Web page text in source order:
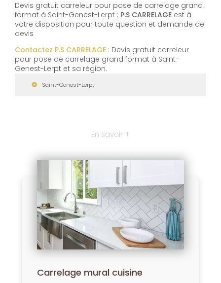
Devis gratuit carreleur pour pose de carrelage grand
format à Saint-Genest-Lerpt : P.S CARRELAGE est à
votre disposition pour toute question et demande de
devis
Contactez P.S CARRELAGE : Devis gratuit carreleur
pour pose de carrelage grand format à Saint-
Genest-Lerpt et sa région.
Saint-Genest-Lerpt
En savoir +
Carrelage mural cuisine